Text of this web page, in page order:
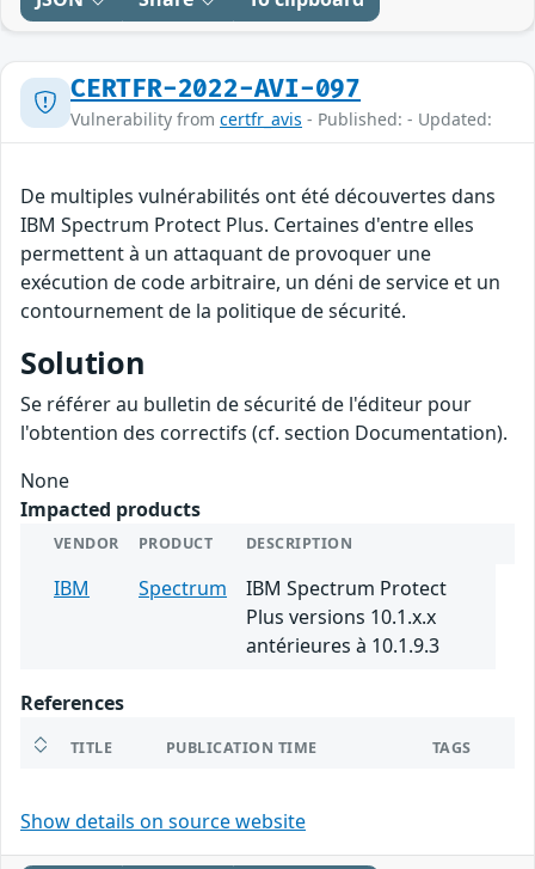
CERTFR-2022-AVI-097
Vulnerability from certfr_avis - Published: - Updated:
De multiples vulnérabilités ont été découvertes dans
IBM Spectrum Protect Plus. Certaines d'entre elles
permettent à un attaquant de provoquer une
exécution de code arbitraire, un déni de service et un
contournement de la politique de sécurité.
Solution
Se référer au bulletin de sécurité de l'éditeur pour
l'obtention des correctifs (cf. section Documentation).
None
Impacted products
VENDOR PRODUCT DESCRIPTION
IBM Spectrum
IBM Spectrum Protect
Plus versions 10.1.x.x
antérieures à 10.1.9.3
References
TITLE PUBLICATION TIME TAGS
Show details on source website